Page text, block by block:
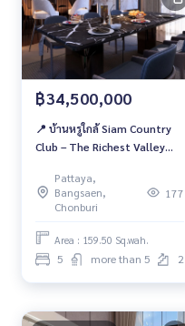
฿34,500,000
📍 บ้านหรูใกล้ Siam Country
Club – The Richest Valley
34.5 ลบ.
Pattaya,
Bangsaen,
Chonburi
177
Area : 159.50 Sq.wah.
5 more than 5 2